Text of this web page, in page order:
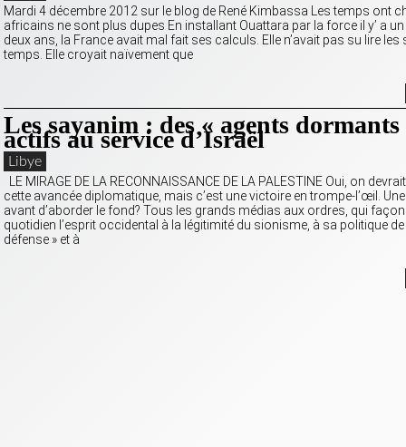
Mardi 4 décembre 2012 sur le blog de René Kimbassa Les temps ont
africains ne sont plus dupes En installant Ouattara par la force il y’ a
deux ans, la France avait mal fait ses calculs. Elle n’avait pas su lire les
temps. Elle croyait naïvement que
Les sayanim : des « agents dormants
actifs au service d’Israël
Libye
LE MIRAGE DE LA RECONNAISSANCE DE LA PALESTINE Oui, on
cette avancée diplomatique, mais c’est une victoire en trompe-l’œil.
avant d’aborder le fond? Tous les grands médias aux ordres, qui
quotidien l’esprit occidental à la légitimité du sionisme, à sa politique de
défense » et à